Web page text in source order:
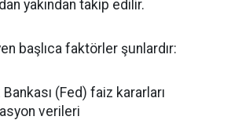
yakından takip edilir.
başlıca faktörler şunlardır:
(Fed) faiz kararları
verileri